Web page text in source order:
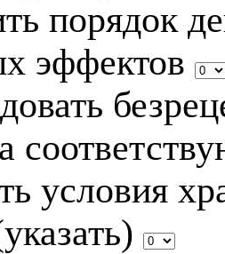
порядок
эффектов
условия